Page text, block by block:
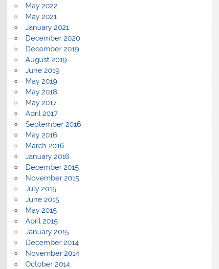
May 2022
May 2021
January 2021
December 2020
December 2019
August 2019
June 2019
May 2019
May 2018
May 2017
April 2017
September 2016
May 2016
March 2016
January 2016
December 2015
November 2015
July 2015
June 2015
May 2015
April 2015
January 2015
December 2014
November 2014
October 2014